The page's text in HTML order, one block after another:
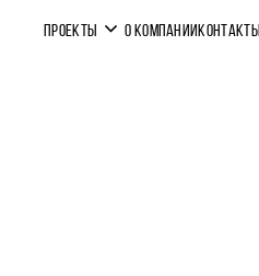
ПРОЕКТЫ О КОМПАНИИКОНТАКТЫ